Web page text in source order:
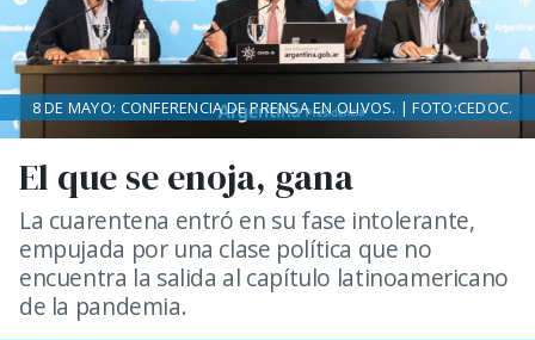
El que se enoja, gana
La cuarentena entró en su fase intolerante,
empujada por una clase política que no
encuentra la salida al capítulo latinoamericano
de la pandemia.
8 DE MAYO: CONFERENCIA DE PRENSA EN OLIVOS. | FOTO:CEDOC.